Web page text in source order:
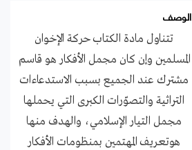
الوصف
تتناول مادة الكتاب حركة الإخوان
المسلمين وإن كان مجمل الأفكار هو قاسم
مشترك عند الجميع بسبب الاستدعاءات
التراثية والتصوّرات الكبرى التي يحملها
مجمل التيار الإسلامي، والهدف منها
هوتعريف المهتمين بمنظومات الأفكار